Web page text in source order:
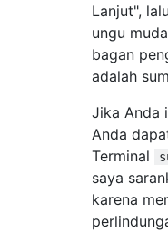
Lanjut",
ungu
bagan
adalah
Jika Anda
Anda
Terminal
saya
karena